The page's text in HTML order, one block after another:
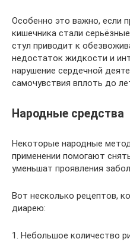
Особенно это важно, если
кишечника стали
стул приводит к
недостаток жидкости и
нарушение сердечной
самочувствия вплоть до
Народные средства
Некоторые народные
применении помогают
уменьшат проявления
Вот несколько рецептов,
диарею:
1. Небольшое количество